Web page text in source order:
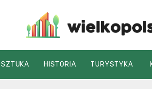
SZTUKA HISTORIA TURYSTYKA